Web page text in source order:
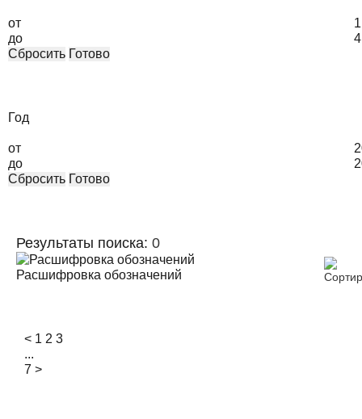
от
до
Сбросить Готово
Год
от
до
Сбросить Готово
Результаты поиска: 0
Расшифровка обозначений
< 1 2 3
...
7 >